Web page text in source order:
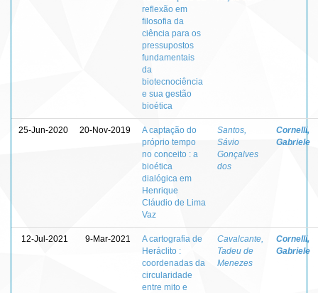
reflexão em
filosofia da
ciência para os
pressupostos
fundamentais
da
biotecnociência
e sua gestão
bioética
25-Jun-2020 20-Nov-2019
A captação do
próprio tempo
no conceito : a
bioética
dialógica em
Henrique
Cláudio de Lima
Vaz
Santos,
Sávio
Gonçalves
dos
Cornelli,
Gabriele
12-Jul-2021 9-Mar-2021
A cartografia de
Heráclito :
coordenadas da
circularidade
entre mito e
Cavalcante,
Tadeu de
Menezes
Cornelli,
Gabriele